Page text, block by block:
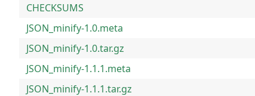
CHECKSUMS
JSON_minify-1.0.meta
JSON_minify-1.0.tar.gz
JSON_minify-1.1.1.meta
JSON_minify-1.1.1.tar.gz